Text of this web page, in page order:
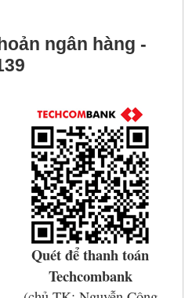
ngân hàng -
Quét để thanh toán
Techcombank